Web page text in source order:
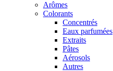
Arômes
Colorants
Concentrés
Eaux parfumées
Extraits
Pâtes
Aérosols
Autres